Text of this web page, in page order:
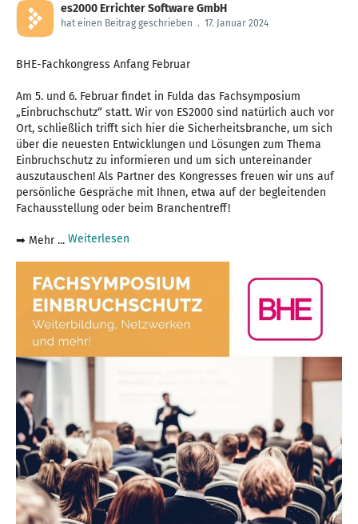
es2000 Errichter Software GmbH
hat einen Beitrag geschrieben . 17. Januar 2024
BHE-Fachkongress Anfang Februar
Am 5. und 6. Februar findet in Fulda das Fachsymposium
„Einbruchschutz“ statt. Wir von ES2000 sind natürlich auch vor
Ort, schließlich trifft sich hier die Sicherheitsbranche, um sich
über die neuesten Entwicklungen und Lösungen zum Thema
Einbruchschutz zu informieren und um sich untereinander
auszutauschen! Als Partner des Kongresses freuen wir uns auf
persönliche Gespräche mit Ihnen, etwa auf der begleitenden
Fachausstellung oder beim Branchentreff!
➡ Mehr ... Weiterlesen